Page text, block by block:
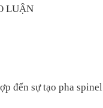
LUẬN
đến sự tạo pha spinel